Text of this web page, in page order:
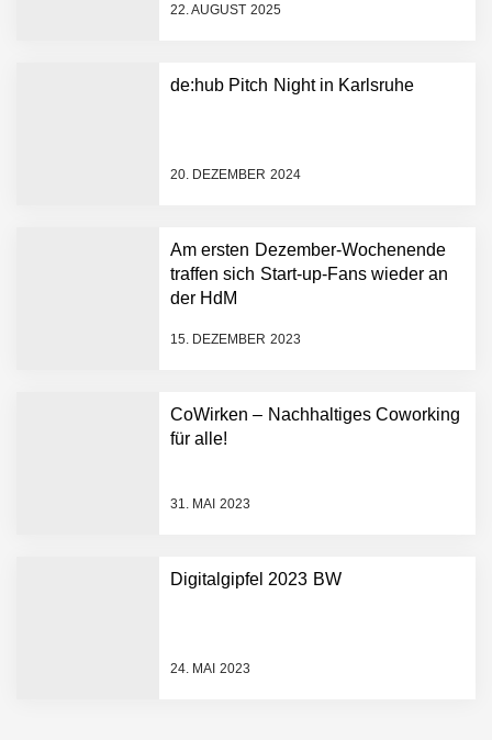
22. AUGUST 2025
de:hub Pitch Night in Karlsruhe
20. DEZEMBER 2024
Am ersten Dezember-Wochenende
traffen sich Start-up-Fans wieder an
der HdM
15. DEZEMBER 2023
CoWirken – Nachhaltiges Coworking
für alle!
31. MAI 2023
Digitalgipfel 2023 BW
24. MAI 2023
Dollar bekannt, um den
Plattform zu beschleunigen
NEURA Robotics und
AI breit auszurollen
Humanoider Roboter bringt
Hightech ins Stadion
Simulationsdienstleistung in
FiniteNow ermöglicht
Entwicklungsprozesse
Pyck im Employer Portrait